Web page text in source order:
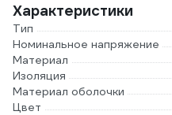
Характеристики
Тип
Номинальное напряжение
Материал
Изоляция
Материал оболочки
Цвет